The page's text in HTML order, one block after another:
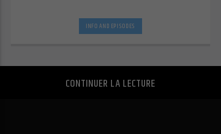
INFO AND EPISODES
CONTINUER LA LECTURE